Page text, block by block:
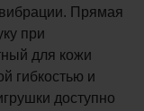
Прямая
при
для кожи
гибкостью и
доступно